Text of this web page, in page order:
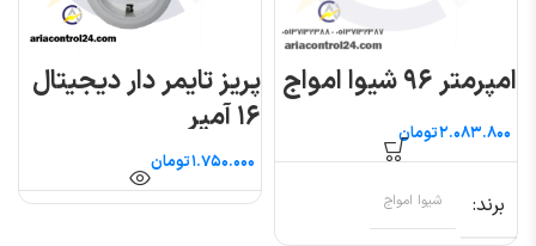
امپرمتر ۹۶ شیوا امواج
تومان
برند شیوا امواج
پریز تایمر دار دیجیتال
۱۶ آمپر
تومان